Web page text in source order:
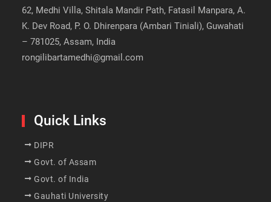
62, Medhi Villa, Shitala Mandir Path, Fatasil Manpara, A.
K. Dev Road, P. O. Dhirenpara (Ambari Tiniali), Guwahati
– 781025, Assam, India
rongilibartamedhi@gmail.com
Quick Links
DIPR
Govt. of Assam
Govt. of India
Gauhati University